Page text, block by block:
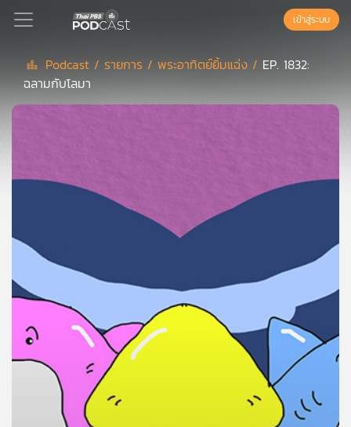
Podcast
ลิ
ย์
สต์
ของ
คุณ
เข้าสู่ระบบ
Podcast / รายการ /พระอาทิตย์ยิ้มแฉ่ง / EP. 1832:
ฉลามกับโลมา